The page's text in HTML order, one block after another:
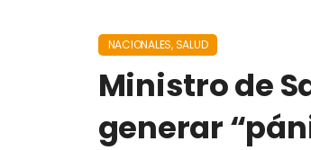
NACIONALES,SALUD
Ministro de
generar